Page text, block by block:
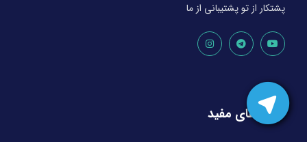
پشتکار از تو پشتیبانی از ما
لینک های مفید